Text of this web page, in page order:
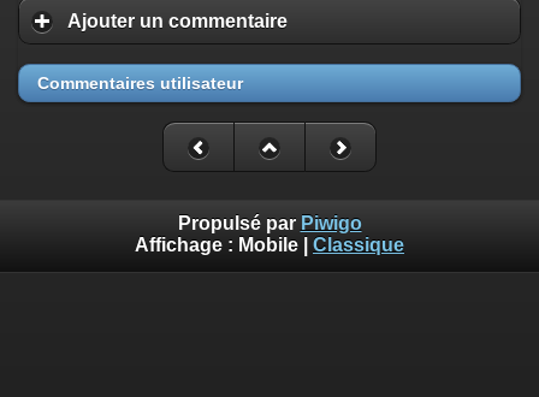
Ajouter un commentaire
Commentaires utilisateur
Propulsé par Piwigo
Affichage : Mobile Classique